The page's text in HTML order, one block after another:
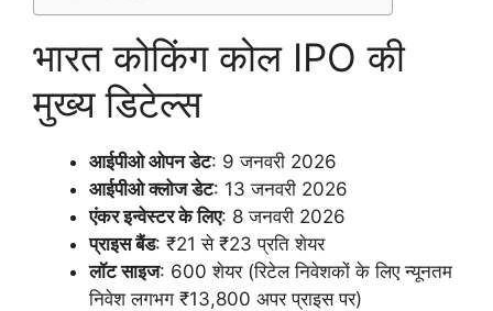
भारत कोकिंग कोल IPO की
मुख्य डिटेल्स
आईपीओ ओपन डेट: 9 जनवरी 2026
आईपीओ क्लोज डेट: 13 जनवरी 2026
एंकर इन्वेस्टर के लिए: 8 जनवरी 2026
प्राइस बैंड: ₹21 से ₹23 प्रति शेयर
लॉट साइज: 600 शेयर (रिटेल निवेशकों के लिए न्यूनतम
निवेश लगभग ₹13,800 अपर प्राइस पर)